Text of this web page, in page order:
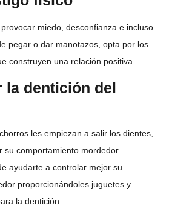
miedo, desconfianza e incluso
pegar o dar manotazos, opta por los
construyen una relación positiva.
la dentición del
les empiezan a salir los dientes,
su comportamiento mordedor.
ayudarte a controlar mejor su
proporcionándoles juguetes y
la dentición.